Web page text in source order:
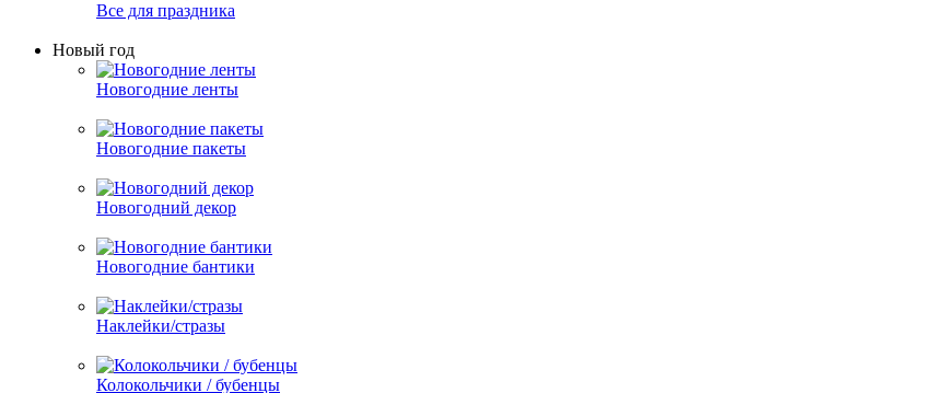
Все для праздника
Новый год
Новогодние ленты
Новогодние пакеты
Новогодний декор
Новогодние бантики
Наклейки/стразы
Колокольчики / бубенцы